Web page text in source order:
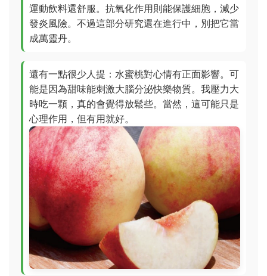
運動飲料還舒服。抗氧化作用則能保護細胞，減少
發炎風險。不過這部分研究還在進行中，別把它當
成萬靈丹。
還有一點很少人提：水蜜桃對心情有正面影響。可
能是因為甜味能刺激大腦分泌快樂物質。我壓力大
時吃一顆，真的會覺得放鬆些。當然，這可能只是
心理作用，但有用就好。